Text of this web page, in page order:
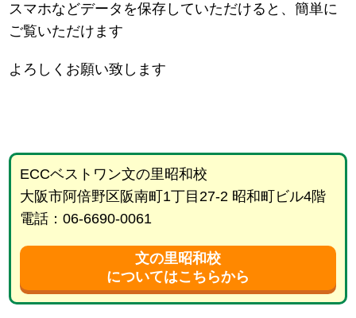
スマホなどデータを保存していただけると、簡単に
ご覧いただけます
よろしくお願い致します
ECCベストワン文の里昭和校
大阪市阿倍野区阪南町1丁目27-2 昭和町ビル4階
電話：06-6690-0061
文の里昭和校
についてはこちらから